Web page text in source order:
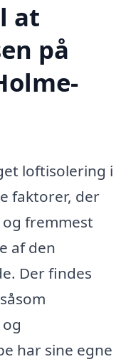
at
på
loftisolering i
faktorer, der
fremmest
af den
Der findes
har sine egne